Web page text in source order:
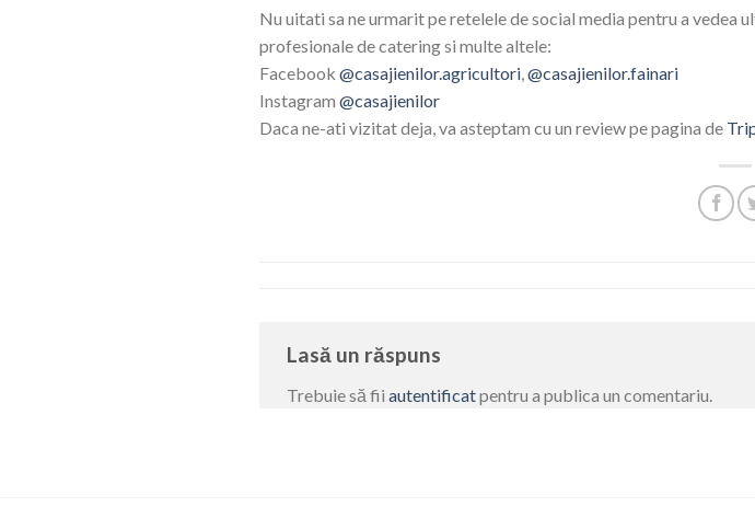
Nu uitati sa ne urmarit pe retelele de social media pentru a vedea
profesionale de catering si multe altele:
Facebook @casajienilor.agricultori,@casajienilor.fainari
Instagram @casajienilor
Daca ne-ati vizitat deja, va asteptam cu un review pe pagina de
Lasă un răspuns
Trebuie să fii autentificatpentru a publica un comentariu.